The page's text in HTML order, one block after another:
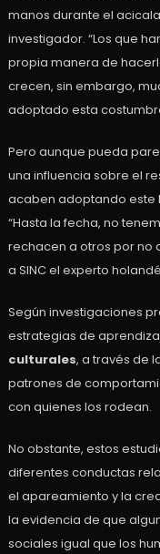
manos durante el
investigador. “Los que
propia manera de
crecen, sin embargo,
adoptado esta
Pero aunque pueda
una influencia sobre el
acaben adoptando este
“Hasta la fecha, no
rechacen a otros por no
a SINC el experto
Según investigaciones
estrategias de
culturales, a través de
patrones de
con quienes los rodean.
No obstante, estos
diferentes conductas
el apareamiento y la
la evidencia de que
sociales igual que los